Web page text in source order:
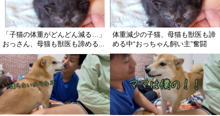
「子猫の体重がどんどん減る…」
おっさん、母猫も獣医も諦める...
体重減少の子猫、母猫も獣医も諦
める中“おっちゃん飼い主”奮闘